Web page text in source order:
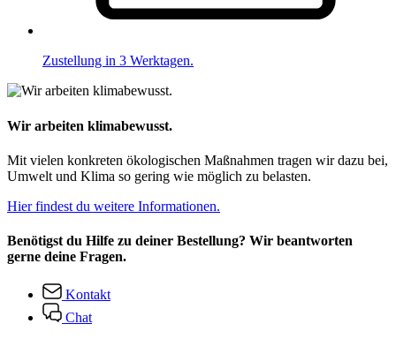
Zustellung in 3 Werktagen.
Wir arbeiten klimabewusst.
Mit vielen konkreten ökologischen Maßnahmen tragen wir dazu bei,
Umwelt und Klima so gering wie möglich zu belasten.
Hier findest du weitere Informationen.
Benötigst du Hilfe zu deiner Bestellung? Wir beantworten
gerne deine Fragen.
Kontakt
Chat